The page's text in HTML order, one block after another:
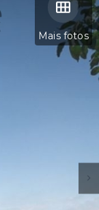
Mais fotos